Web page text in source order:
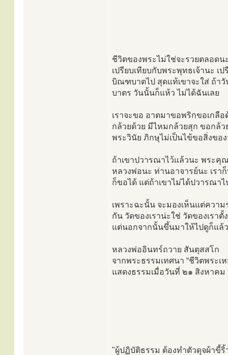
ชีวิตของพระไม่ใช่จะรวยตลอด
เปรียบเทียบกับพระพุทธเจ้านะ เ
บิณฑบาตไป สุดแท้เขาจะใส่ ถ้าวั
บาตร วันนั้นก็แห้ว ไม่ได้ฉันเลย
เราจะขอ อาตมาขอพริกขอเกลื
กล้วยด้วย มีไหมกล้วยสุก ขอกล้ว
พระวินัย ภิกษุไม่เป็นไข้ขอสิ่งขอ
ถ้าเขาปวารณาไว้แล้วนะ พระคุ
หลวงพ่อนะ ท่านอาจารย์นะ เร
ก็ขอได้ แต่ถ้าเขาไม่ได้ปวารณา
เพราะฉะนั้น จะมองเห็นแต่ควา
กัน วัดของเราน่ะใช่ วัดของเรา
แต่นอกจากนั้นขึ้นมาให้ไปดูก็แล้
หลวงพ่ออินทร์ถวาย สันตุสสโก
จากพระธรรมเทศนา “ชีวิตพระเ
แสดงธรรมเมื่อวันที่ ๒๑ สิงหาค
"ผู้ปฏิบัติธรรม ต้องทำตัวดุจผ้าขี้ริ้